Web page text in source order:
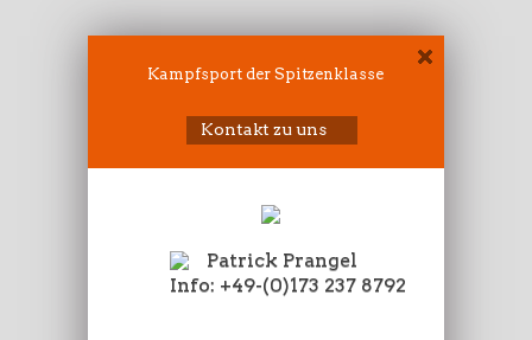
Kampfsport der Spitzenklasse
Kontakt zu uns
Patrick Prangel
Info: +49-(0)173 237 8792